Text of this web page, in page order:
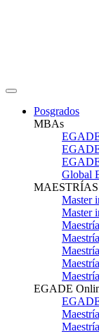
Posgrados
MBAs
Global
MAESTRÍAS
Master
Master
EGADE